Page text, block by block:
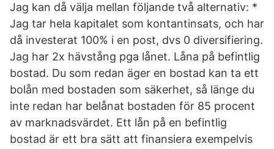
Jag kan då välja mellan följande två alternativ: *
Jag tar hela kapitalet som kontantinsats, och har
då investerat 100% i en post, dvs 0 diversifiering.
Jag har 2x hävstång pga lånet. Låna på befintlig
bostad. Du som redan äger en bostad kan ta ett
bolån med bostaden som säkerhet, så länge du
inte redan har belånat bostaden för 85 procent
av marknadsvärdet. Ett lån på en befintlig
bostad är ett bra sätt att finansiera exempelvis